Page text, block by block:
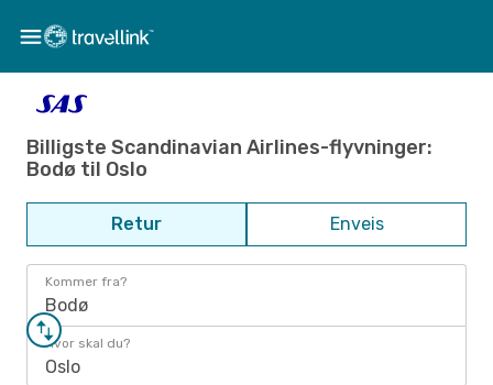
Billigste Scandinavian Airlines-flyvninger:
Bodø til Oslo
Retur Enveis
Kommer fra?
Bodø
Hvor skal du?
Oslo